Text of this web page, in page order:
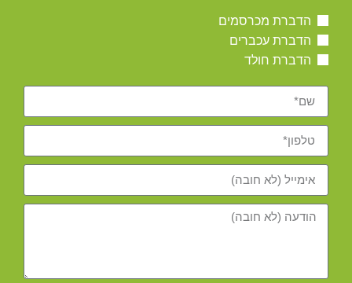
הדברת מכרסמים
הדברת עכברים
הדברת חולד